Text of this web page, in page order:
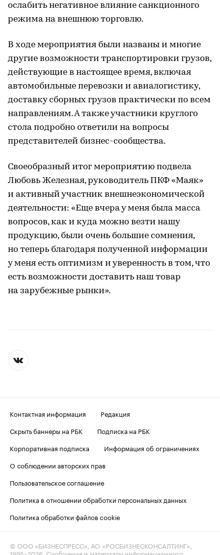
ослабить негативное влияние санкционного
режима на внешнюю торговлю.
В ходе мероприятия были названы и многие
другие возможности транспортировки грузов,
действующие в настоящее время, включая
автомобильные перевозки и авиалогистику,
доставку сборных грузов практически по всем
направлениям. А также участники круглого
стола подробно ответили на вопросы
представителей бизнес-сообщества.
Своеобразный итог мероприятию подвела
Любовь Железная, руководитель ПКФ «Маяк»
и активный участник внешнеэкономической
деятельности: «Еще вчера у меня была масса
вопросов, как и куда можно везти нашу
продукцию, были очень большие сомнения,
но теперь благодаря полученной информации
у меня есть оптимизм и уверенность в том, что
есть возможности доставить наш товар
на зарубежные рынки».
Контактная информация
Редакция
Скрыть баннеры на РБК
Подписка на РБК
Корпоративная подписка
Информация об ограничениях
О соблюдении авторских прав
Пользовательское соглашение
Политика в отношении обработки персональных данных
Политика обработки файлов cookie
© ООО «БИЗНЕСПРЕСС», АО «РОСБИЗНЕСКОНСАЛТИНГ»,
1995–2026 . Сообщения и материалы информационного